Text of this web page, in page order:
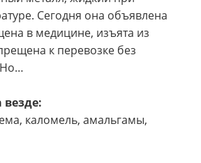
Сегодня она объявлена
в медицине, изъята из
к перевозке без
везде:
каломель, амальгамы,